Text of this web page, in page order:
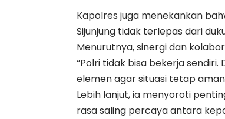
Kapolres juga menekankan
Sijunjung tidak terlepas dari
Menurutnya, sinergi dan
“Polri tidak bisa bekerja
elemen agar situasi tetap
Lebih lanjut, ia menyoroti
rasa saling percaya antara